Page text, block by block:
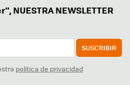
NUESTRA NEWSLETTER
SUSCRIBIR
política de privacidad